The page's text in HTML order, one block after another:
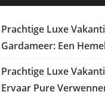
Prachtige Luxe
Gardameer: Een
Prachtige Luxe
Ervaar Pure